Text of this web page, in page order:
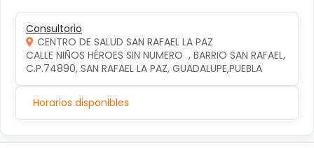
Consultorio
CENTRO DE SALUD SAN RAFAEL LA PAZ
CALLE NIÑOS HÉROES SIN NUMERO  , BARRIO SAN RAFAEL,
C.P.74890, SAN RAFAEL LA PAZ, GUADALUPE,PUEBLA
Horarios disponibles